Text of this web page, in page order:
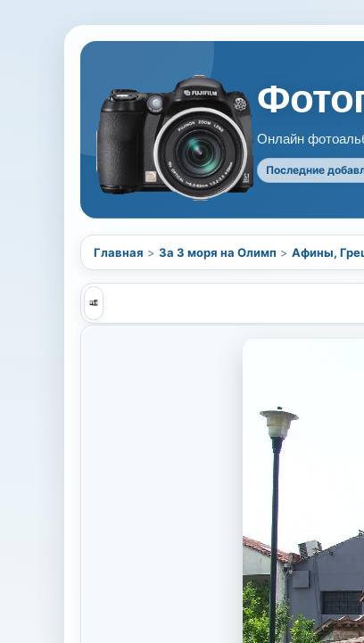
Онлайн
Последние
Главная > За 3 моря на Олимп > Афины,